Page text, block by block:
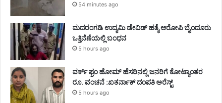
54 minutes ago
ಮದರಂಗಡಿ ಉದ್ಯಮಿ ಡೇವಿಡ್ ಹತ್ಯೆ ಆರೋಪಿ ಬೈಂದೂರು
ಒತ್ತಿನೆಣೆಯಲ್ಲಿ ಬಂಧನ
5 hours ago
ವರ್ಕ್ ಫ್ರಂ ಹೋಮ್ ಹೆಸರಿನಲ್ಲಿ ಜನರಿಗೆ ಕೋಟ್ಯಾಂತರ
ರೂ. ವಂಚನೆ :ಖತರ್ನಾಕ್ ದಂಪತಿ ಅರೆಸ್ಟ್
5 hours ago